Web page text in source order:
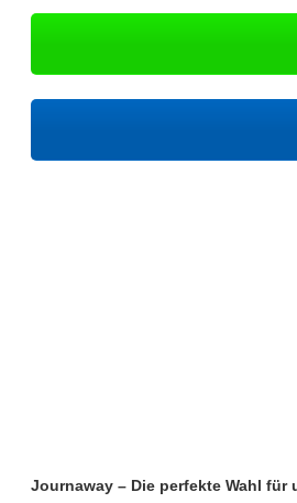
Journaway – Die perfekte Wahl